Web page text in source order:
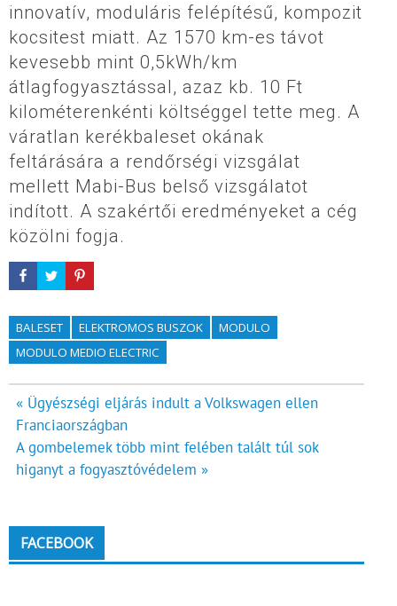
innovatív, moduláris felépítésű, kompozit
kocsitest miatt. Az 1570 km-es távot
kevesebb mint 0,5kWh/km
átlagfogyasztással, azaz kb. 10 Ft
kilométerenkénti költséggel tette meg. A
váratlan kerékbaleset okának
feltárására a rendőrségi vizsgálat
mellett Mabi-Bus belső vizsgálatot
indított. A szakértői eredményeket a cég
közölni fogja.
BALESET ELEKTROMOS BUSZOK
MODULO
MODULO MEDIO ELECTRIC
Bejegyzés
navigáció
« Ügyészségi eljárás indult a Volkswagen ellen
Franciaországban
A gombelemek több mint felében talált túl sok
higanyt a fogyasztóvédelem »
FACEBOOK